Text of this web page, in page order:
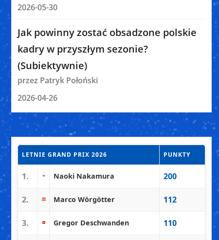
2026-05-30
Jak powinny zostać obsadzone polskie
kadry w przyszłym sezonie?
(Subiektywnie)
przez Patryk Połoński
2026-04-26
LETNIE GRAND PRIX 2026 PUNKTY
1. Naoki Nakamura 200
2. Marco Wörgötter 112
3. Gregor Deschwanden 110